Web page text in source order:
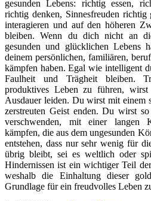
gesunden Lebens: richtig essen,
richtig denken, Sinnesfreuden richtig
interagieren und auf den höheren
bleiben. Wenn du dich nicht an
gesunden und glücklichen Lebens
deinem persönlichen, familiären,
kämpfen haben. Egal wie intelligent
Faulheit und Trägheit bleiben.
produktives Leben zu führen,
Ausdauer leiden. Du wirst mit einem
zerstreuten Geist enden. Du wirst
verschwenden, mit einer langen
kämpfen, die aus dem ungesunden
entstehen, dass nur sehr wenig für
übrig bleibt, sei es weltlich oder
Hindernissen ist ein wichtiger Teil
weshalb die Einhaltung dieser
Grundlage für ein freudvolles Leben